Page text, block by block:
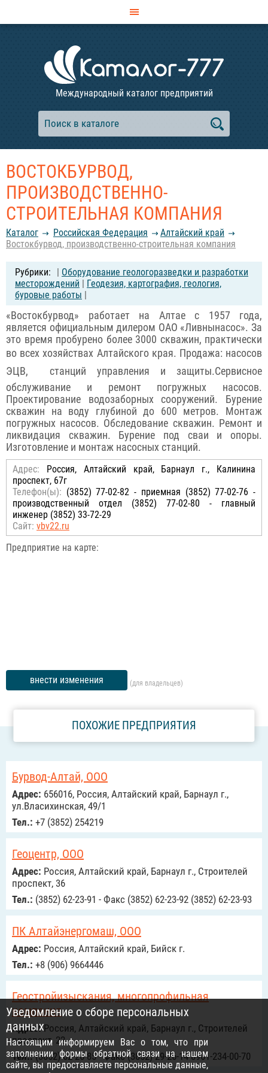
Международный каталог предприятий
ВОСТОКБУРВОД,
ПРОИЗВОДСТВЕННО-
СТРОИТЕЛЬНАЯ КОМПАНИЯ
Каталог Российcкая Федерация
Алтайский край
Востокбурвод, производственно-строительная компания
| Оборудование геологоразведки и разработки
месторождений | Геодезия, картография, геология,
буровые работы |
«Востокбурвод» работает на Алтае с 1957 года,
является официальным дилером ОАО «Ливнынасос». За
это время пробурено более 3000 скважин, практически
во всех хозяйствах Алтайского края. Продажа: насосов
ЭЦВ,  станций управления и защиты.Сервисное
обслуживание и ремонт погружных насосов.
Проектирование водозаборных сооружений. Бурение
скважин на воду глубиной до 600 метров. Монтаж
погружных насосов. Обследование скважин. Ремонт и
ликвидация скважин. Бурение под сваи и опоры.
Изготовление и монтаж насосных станций.
Адрес: Россия, Алтайский край, Барнаул г., Калинина
проспект, 67г
Телефон(ы): (3852) 77-02-82 - приемная (3852) 77-02-76 -
производственный отдел (3852) 77-02-80 - главный
инженер (3852) 33-72-29
Сайт: vbv22.ru
Предприятие на карте:
внести изменения (для владельцев)
ПОХОЖИЕ ПРЕДПРИЯТИЯ
Бурвод-Алтай, ООО
Адрес: 656016, Россия, Алтайский край, Барнаул г.,
ул.Власихинская, 49/1
Тел.: +7 (3852) 254219
Геоцентр, ООО
Адрес: Россия, Алтайский край, Барнаул г., Строителей
проспект, 36
Тел.: (3852) 62-23-91 - Факс (3852) 62-23-92 (3852) 62-23-93
ПК Алтайэнергомаш, ООО
Адрес: Россия, Алтайский край, Бийск г.
Тел.: +8 (906) 9664446
Геостройизыскания, многопрофильная
компания
Адрес:Россия, Алтайский край, Барнаул г., Строителей
проспект, 22
Тел.:(3852) 62-26-85 - Факс (3852) 29-26-14 8961-234-00-70
Уведомление о сборе персональных
данных
Настоящим информируем Вас о том, что при
заполнении формы обратной связи на нашем
сайте, вы предоставляете персональные данные,